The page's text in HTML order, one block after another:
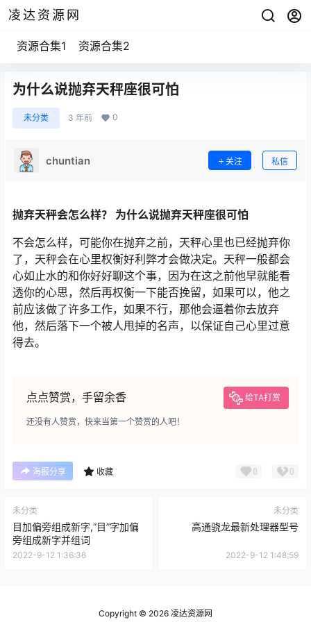
凌达资源网
资源合集1 资源合集2
为什么说抛弃天秤座很可怕
未分类 3 年前 0
chuntian 关注 私信
抛弃天秤会怎么样？ 为什么说抛弃天秤座很可怕
不会怎么样，可能你在抛弃之前，天秤心里也已经抛弃你
了，天秤会在心里权衡好利弊才会做决定。天秤一般都会
心如止水的和你好好聊这个事，因为在这之前他早就能看
透你的心思，然后再权衡一下能否挽留，如果可以，他之
前应该做了许多工作，如果不行，那他会逼着你去放弃
他，然后落下一个被人甩掉的名声，以保证自己心里过意
得去。
点点赞赏，手留余香 给TA打赏
还没有人赞赏，快来当第一个赞赏的人吧！
海报分享 收藏 0 0
未分类
目加偏旁组成新字,“目”字加偏
旁组成新字并组词
2022-9-12 1:36:36
未分类
高通骁龙最新处理器型号
2022-9-12 1:48:59
Copyright © 2026 凌达资源网